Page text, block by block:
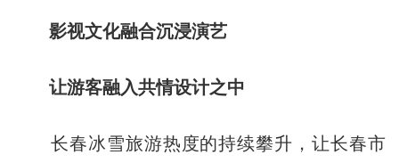
影视文化融合沉浸演艺
让游客融入共情设计之中
长春冰雪旅游热度的持续攀升，让长春市